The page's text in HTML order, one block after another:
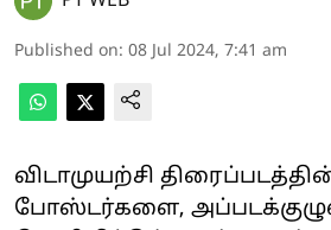
Published on: 08 Jul 2024, 7:41 am
விடாமுயற்சி திரைப்படத்தின்
போஸ்டர்களை,